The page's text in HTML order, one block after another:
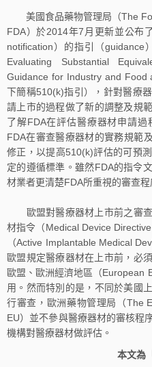
美國食品藥物管理局（The
FDA）於2014年7月更新並公布
notification）的指引（guidance
Evaluating Substantial
Guidance for Industry and Food
下簡稱510(k)指引），針對醫療
請上市的過程做了新的調整及規
了解FDA在評估醫療器材申請
FDA在審查醫療器材的實務規範
修正，以提高510(k)評估的可預
定的遵循標準。雖然FDA的指令
材業者更清楚FDA所重視的審查程
歐盟對醫療器材上市前之審查
材指令（Medical Device
（Active Implantable Medical
歐盟規定醫療器材在上市前，必
歐盟、歐洲經濟地區（European
用。然而特別的是，不同於美國
行審查，歐洲藥物管理局（The
EU）並不參與醫療器材的審核程
機構對醫療器材做評估。
本文為